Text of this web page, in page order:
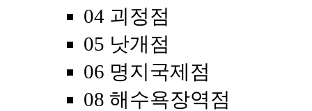
04 괴정점
05 낫개점
06 명지국제점
08 해수욕장역점